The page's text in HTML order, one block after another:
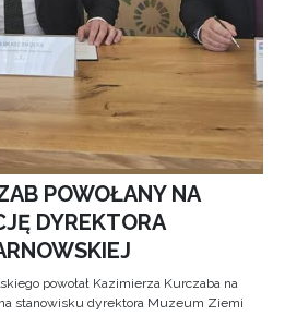
POWOŁANY NA
DYREKTORA
powołał Kazimierza Kurczaba na
stanowisku dyrektora Muzeum Ziemi